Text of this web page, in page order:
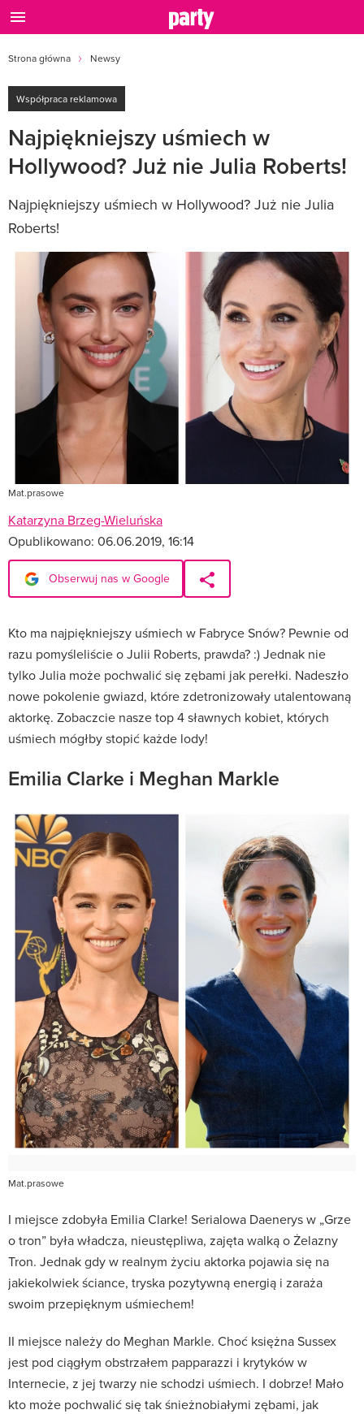
Strona główna Newsy
Współpraca reklamowa
Najpiękniejszy uśmiech w
Hollywood? Już nie Julia Roberts!
Najpiękniejszy uśmiech w Hollywood? Już nie Julia
Roberts!
Mat.prasowe
Katarzyna Brzeg-Wieluńska
Opublikowano: 06.06.2019, 16:14
Obserwuj nas w Google
Kto ma najpiękniejszy uśmiech w Fabryce Snów? Pewnie od
razu pomyśleliście o Julii Roberts, prawda? :) Jednak nie
tylko Julia może pochwalić się zębami jak perełki. Nadeszło
nowe pokolenie gwiazd, które zdetronizowały utalentowaną
aktorkę. Zobaczcie nasze top 4 sławnych kobiet, których
uśmiech mógłby stopić każde lody!
Emilia Clarke i Meghan Markle
Mat.prasowe
I miejsce zdobyła Emilia Clarke! Serialowa Daenerys w „Grze
o tron” była władcza, nieustępliwa, zajęta walką o Żelazny
Tron. Jednak gdy w realnym życiu aktorka pojawia się na
jakiekolwiek ściance, tryska pozytywną energią i zaraża
swoim przepięknym uśmiechem!
II miejsce należy do Meghan Markle. Choć księżna Sussex
jest pod ciągłym obstrzałem papparazzi i krytyków w
Internecie, z jej twarzy nie schodzi uśmiech. I dobrze! Mało
kto może pochwalić się tak śnieżnobiałymi zębami, jak